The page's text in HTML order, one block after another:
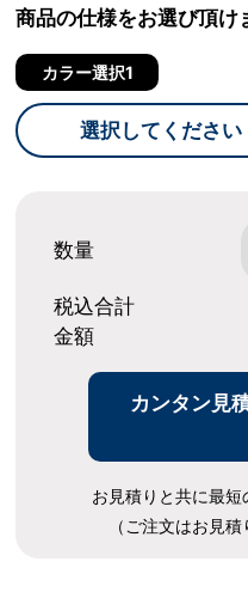
商品の仕様をお選び頂け
カラー選択1
選択してください
数量
税込合計
金額
カンタン見
お見積りと共に最短
（ご注文はお見